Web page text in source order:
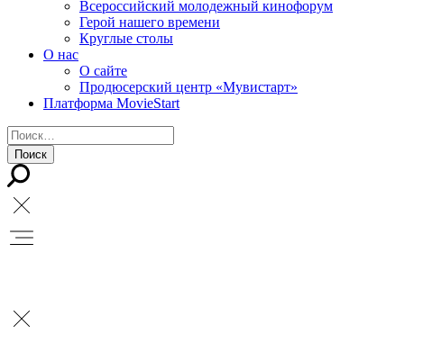
Всероссийский молодежный кинофорум
Герой нашего времени
Круглые столы
О нас
О сайте
Продюсерский центр «Мувистарт»
Платформа MovieStart